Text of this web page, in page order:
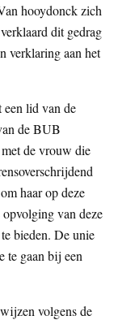
hooydonck zich
dit gedrag
verklaring aan het
lid van de
de BUB
de vrouw die
haar op deze
van deze
bieden. De unie
te gaan bij een
volgens de